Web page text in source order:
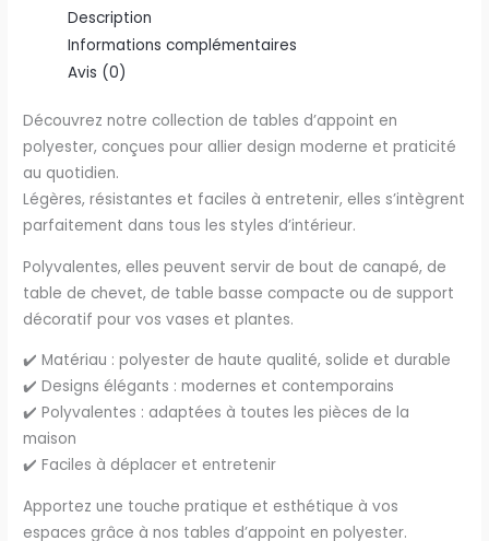
Description
Informations complémentaires
Avis (0)
Découvrez notre collection de tables d’appoint en
polyester, conçues pour allier design moderne et praticité
au quotidien.
Légères, résistantes et faciles à entretenir, elles s’intègrent
parfaitement dans tous les styles d’intérieur.
Polyvalentes, elles peuvent servir de bout de canapé, de
table de chevet, de table basse compacte ou de support
décoratif pour vos vases et plantes.
✔️ Matériau : polyester de haute qualité, solide et durable
✔️ Designs élégants : modernes et contemporains
✔️ Polyvalentes : adaptées à toutes les pièces de la
maison
✔️ Faciles à déplacer et entretenir
Apportez une touche pratique et esthétique à vos
espaces grâce à nos tables d’appoint en polyester.